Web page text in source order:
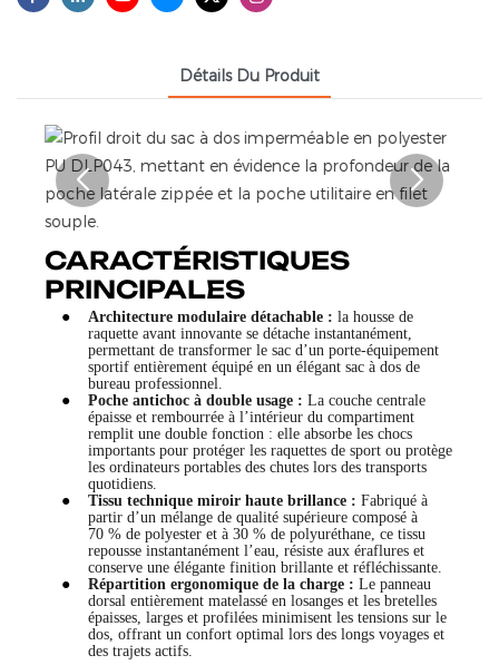
Détails Du Produit
CARACTÉRISTIQUES
PRINCIPALES
● Architecture modulaire détachable : la housse de
raquette avant innovante se détache instantanément,
permettant de transformer le sac d’un porte-équipement
sportif entièrement équipé en un élégant sac à dos de
bureau professionnel.
● Poche antichoc à double usage : La couche centrale
épaisse et rembourrée à l’intérieur du compartiment
remplit une double fonction : elle absorbe les chocs
importants pour protéger les raquettes de sport ou protège
les ordinateurs portables des chutes lors des transports
quotidiens.
● Tissu technique miroir haute brillance : Fabriqué à
partir d’un mélange de qualité supérieure composé à
70 % de polyester et à 30 % de polyuréthane, ce tissu
repousse instantanément l’eau, résiste aux éraflures et
conserve une élégante finition brillante et réfléchissante.
● Répartition ergonomique de la charge : Le panneau
dorsal entièrement matelassé en losanges et les bretelles
épaisses, larges et profilées minimisent les tensions sur le
dos, offrant un confort optimal lors des longs voyages et
des trajets actifs.